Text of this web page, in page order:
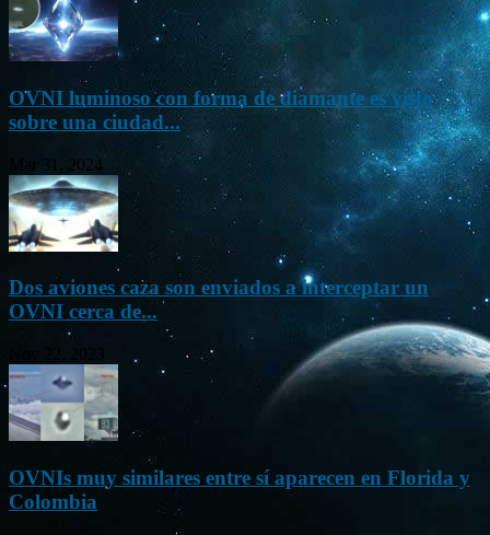
OVNI luminoso con forma de diamante es visto
sobre una ciudad...
Mar 31, 2024
Dos aviones caza son enviados a interceptar un
OVNI cerca de...
OVNIs muy similares entre sí aparecen en Florida y
Colombia